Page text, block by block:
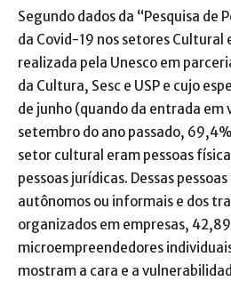
Segundo dados da “Pesquisa de
da Covid-19 nos setores Cultural
realizada pela Unesco em
da Cultura, Sesc e USP e cujo
de junho (quando da entrada em
setembro do ano passado,
setor cultural eram pessoas
pessoas jurídicas. Dessas
autônomos ou informais e dos
organizados em empresas,
microempreendedores
mostram a cara e a